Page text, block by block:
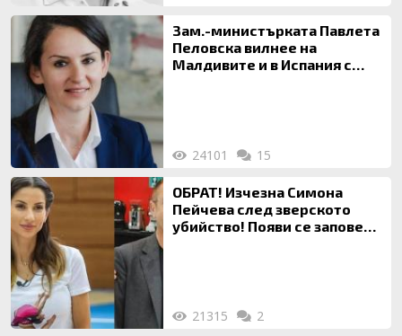
Зам.-министърката Павлета
Пеловска вилнее на
Малдивите и в Испания с
24101 15
ОБРАТ! Изчезна Симона
Пейчева след зверското
убийство! Появи се заповед
21315 2